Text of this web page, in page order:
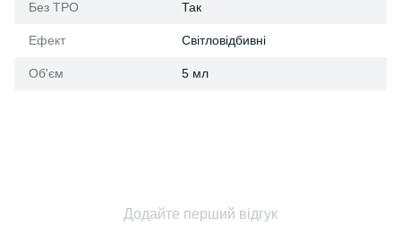
Без ТРО Так
Ефект Світловідбивні
Об'єм 5 мл
Додайте перший відгук